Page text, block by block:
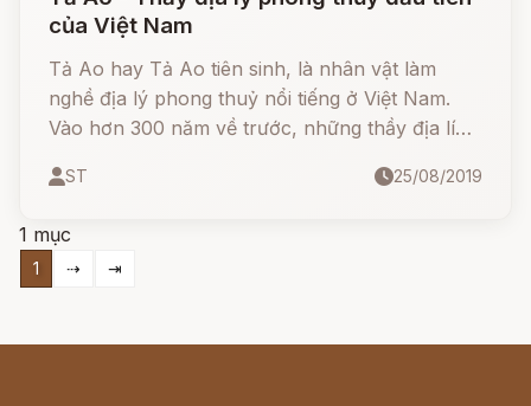
của Việt Nam
Tả Ao hay Tả Ao tiên sinh, là nhân vật làm
nghề địa lý phong thuỷ nổi tiếng ở Việt Nam.
Vào hơn 300 năm về trước, những thầy địa lí
một ông thợ cày thành bậc quan lại phú quý,
thành ra ăn mày.
ST 25/08/2019
1 mục
1 ⇢ ⇥